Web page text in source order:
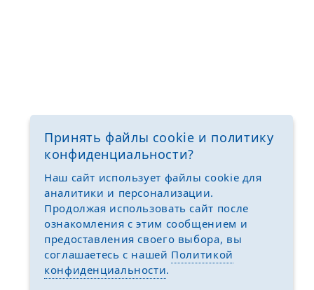
Принять файлы cookie и политику
конфиденциальности?
Наш сайт использует файлы cookie для
аналитики и персонализации.
Продолжая использовать сайт после
ознакомления с этим сообщением и
предоставления своего выбора, вы
соглашаетесь с нашей Политикой
конфиденциальности.